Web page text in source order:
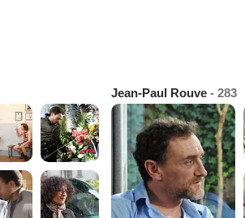
Jean-Paul Rouve - 283